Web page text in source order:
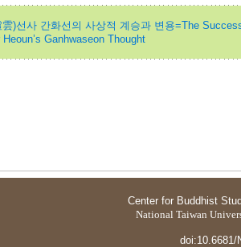
雲)선사 간화선의 사상적 계승과 변용=The
Heoun’s Ganhwaseon Thought
Center for Buddhist
National Taiwan
doi:10.6681/